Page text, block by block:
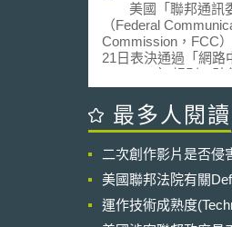
美國「聯邦通訊委
（Federal
Commission，FCC
21日表決通過「網路
Neutrality）規則，確
由開放，限制網路服
（ISP）不得針對網
行不合理的管制，保
創新。 網路中立性爭議由來已
久，自2005年FCC公
聲明以來，對於管制
ISP對於網際網路流
理，一直爭執不斷。
最多人閱讀
二次創作影片是否侵
美國聯邦法院有關
運作技術成熟度